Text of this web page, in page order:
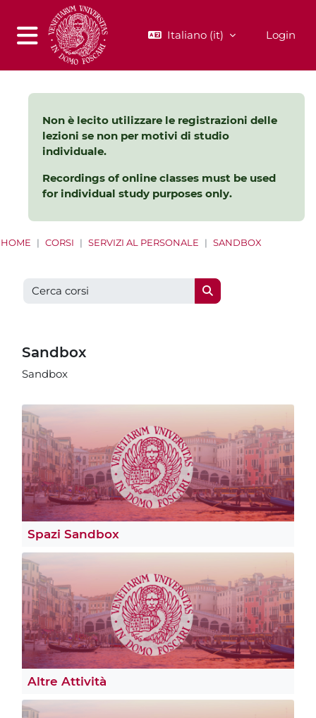
Vai al contenuto principale
Pannello laterale
Italiano ‎(it)‎ Login
Non è lecito utilizzare le registrazioni delle
lezioni se non per motivi di studio
individuale.
Recordings of online classes must be used
for individual study purposes only.
HOME CORSI SERVIZI AL PERSONALE SANDBOX
Cerca corsi
Cerca corsi
Sandbox
Sandbox
Spazi Sandbox
Altre Attività